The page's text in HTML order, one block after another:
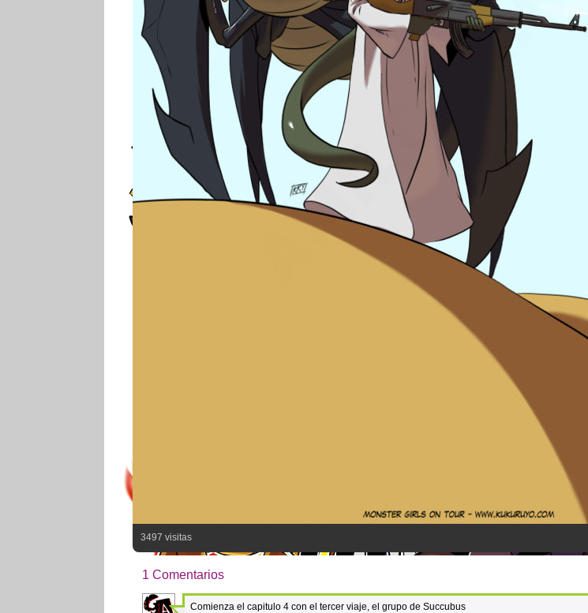
3497 visitas
1 Comentarios
Comienza el capitulo 4 con el tercer viaje, el grupo de Succubus